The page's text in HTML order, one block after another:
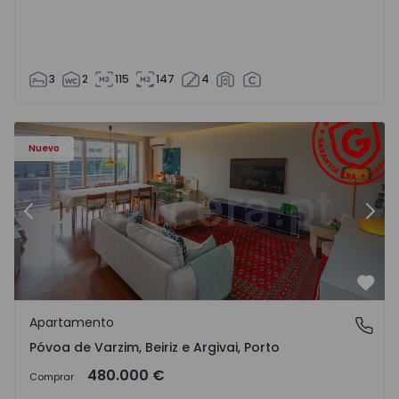
3 2 115 147 4
Nuevo
e Argivai - 1574602 - 20
Apartamento T3 Póvoa de Varzim, Póvoa de Varzim,
Anterior
Póvoa de Varzim, Beiriz e Argivai, Porto
Apartamento
Póvoa de Varzim, Beiriz e Argivai, Porto
Comprar 480.000 €